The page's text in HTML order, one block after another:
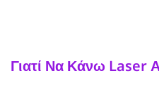
Γιατί Να Κάνω Laser